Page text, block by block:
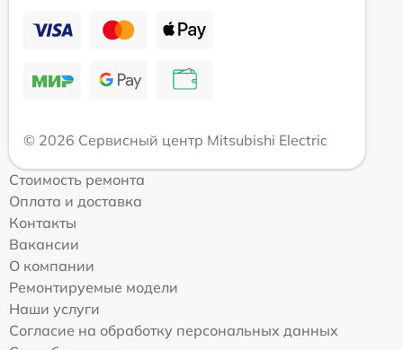
© 2026 Сервисный центр Mitsubishi Electric
Стоимость ремонта
Оплата и доставка
Контакты
Вакансии
О компании
Ремонтируемые модели
Наши услуги
Согласие на обработку персональных данных